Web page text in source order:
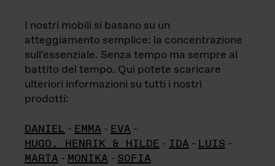
I nostri mobili si basano su un
atteggiamento semplice: la concentrazione
sull'essenziale. Senza tempo ma sempre al
battito del tempo. Qui potete scaricare
ulteriori informazioni su tutti i nostri
prodotti:
DANIEL - EMMA - EVA -
HUGO, HENRIK & HILDE - IDA - LUIS -
MARTA - MONIKA - SOFIA